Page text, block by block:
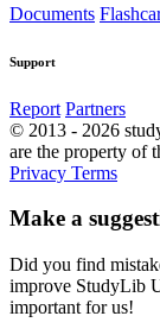
Documents
Support
Report Partners
© 2013 - 2026
are the property of
Privacy Terms
Make a
Did you find
improve StudyLib
important for us!